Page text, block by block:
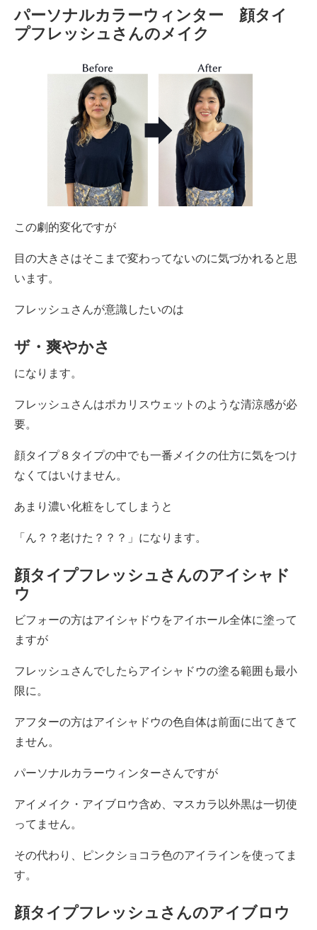
パーソナルカラーウィンター 顔タイ
プフレッシュさんのメイク
この劇的変化ですが
目の大きさはそこまで変わってないのに気づかれると思
います。
フレッシュさんが意識したいのは
ザ・爽やかさ
になります。
フレッシュさんはポカリスウェットのような清涼感が必
要。
顔タイプ８タイプの中でも一番メイクの仕方に気をつけ
なくてはいけません。
あまり濃い化粧をしてしまうと
「ん？？老けた？？？」になります。
顔タイプフレッシュさんのアイシャド
ウ
ビフォーの方はアイシャドウをアイホール全体に塗って
ますが
フレッシュさんでしたらアイシャドウの塗る範囲も最小
限に。
アフターの方はアイシャドウの色自体は前面に出てきて
ません。
パーソナルカラーウィンターさんですが
アイメイク・アイブロウ含め、マスカラ以外黒は一切使
ってません。
その代わり、ピンクショコラ色のアイラインを使ってま
す。
顔タイプフレッシュさんのアイブロウ